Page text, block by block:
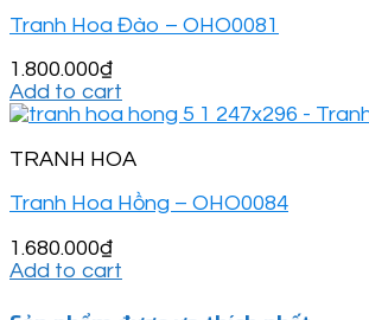
Tranh Hoa Đào – OHO0081
1.800.000₫
Add to cart
TRANH HOA
Tranh Hoa Hồng – OHO0084
1.680.000₫
Add to cart